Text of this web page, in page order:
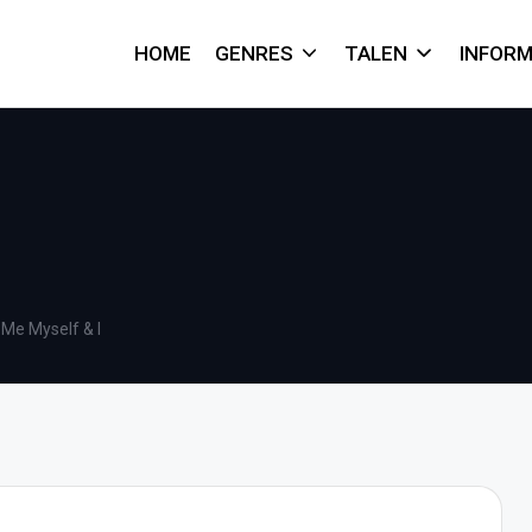
HOME GENRES TALEN
Myself & I